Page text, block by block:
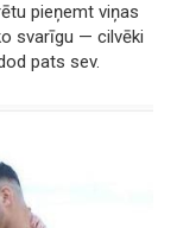
pieņemt viņas
svarīgu — cilvēki
pats sev.